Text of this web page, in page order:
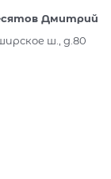
Дмитрий
ш., д.80